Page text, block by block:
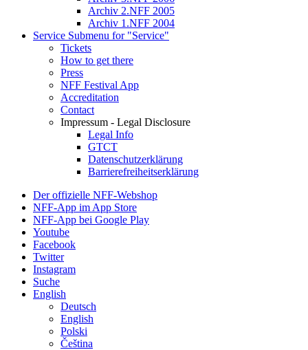
Archiv 2.NFF 2005
Archiv 1.NFF 2004
Service Submenu for "Service"
Tickets
How to get there
Press
NFF Festival App
Accreditation
Contact
Impressum - Legal Disclosure
Legal Info
GTCT
Datenschutzerklärung
Barrierefreiheitserklärung
Der offizielle NFF-Webshop
NFF-App im App Store
NFF-App bei Google Play
Youtube
Facebook
Twitter
Instagram
Suche
English
Deutsch
English
Polski
Čeština